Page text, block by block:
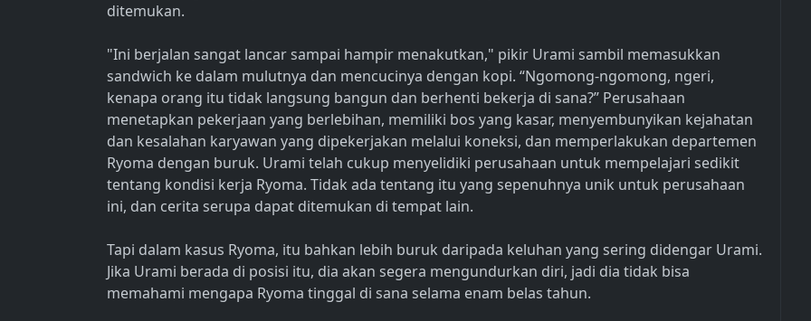
ditemukan.
"Ini berjalan sangat lancar sampai hampir menakutkan," pikir Urami sambil memasukkan
sandwich ke dalam mulutnya dan mencucinya dengan kopi. “Ngomong-ngomong, ngeri,
kenapa orang itu tidak langsung bangun dan berhenti bekerja di sana?” Perusahaan
menetapkan pekerjaan yang berlebihan, memiliki bos yang kasar, menyembunyikan kejahatan
dan kesalahan karyawan yang dipekerjakan melalui koneksi, dan memperlakukan departemen
Ryoma dengan buruk. Urami telah cukup menyelidiki perusahaan untuk mempelajari sedikit
tentang kondisi kerja Ryoma. Tidak ada tentang itu yang sepenuhnya unik untuk perusahaan
ini, dan cerita serupa dapat ditemukan di tempat lain.
Tapi dalam kasus Ryoma, itu bahkan lebih buruk daripada keluhan yang sering didengar Urami.
Jika Urami berada di posisi itu, dia akan segera mengundurkan diri, jadi dia tidak bisa
memahami mengapa Ryoma tinggal di sana selama enam belas tahun.